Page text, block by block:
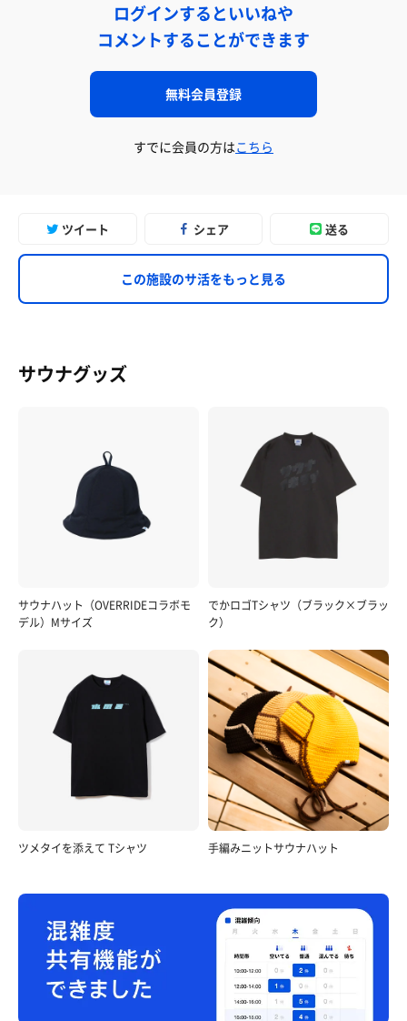
ログインするといいねや
コメントすることができます
無料会員登録
すでに会員の方はこちら
ツイート シェア 送る
この施設のサ活をもっと見る
サウナグッズ
サウナハット（OVERRIDEコラボモ
デル）Mサイズ
でかロゴTシャツ（ブラック×ブラッ
ク）
ツメタイを添えて Tシャツ 手編みニットサウナハット